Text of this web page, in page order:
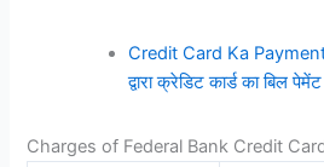
Credit Card Ka
द्वारा क्रेडिट कार्ड का बिल
Charges of Federal Bank Credit